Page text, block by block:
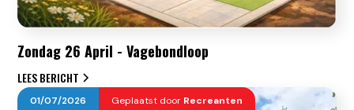
Zondag 26 April - Vagebondloop
LEES BERICHT
01/07/2026 Geplaatst door Recreanten